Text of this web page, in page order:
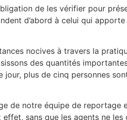
de les vérifier pour
d’abord à celui qui
nocives à travers la
des quantités
plus de cinq personnes
de notre équipe de reportage
sans que les agents ne les